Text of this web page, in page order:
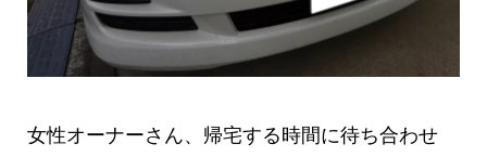
女性オーナーさん、帰宅する時間に待ち合わせ